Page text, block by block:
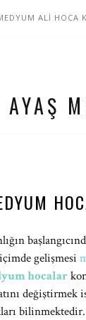
ALİ HOCA
AYAŞ
gelişmesi
hocalar
değiştirmek
bilinmektedir.